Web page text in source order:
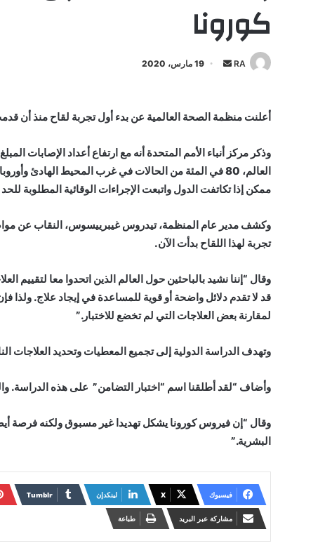
كورونا
RA
أرسل 19 مارس، 2020
أعلنت منظمة الصحة العالمية عن بدء أول تجربة لقاح منذ أن قدمت
ممكن إذا تكاتفت الدول واتبعت الإجراءات الوقائية المطلوبة
وكشف مدير عام المنظمة، تيدروس غيبرييسوس، النقاب عن
تجربة لهذا اللقاح بدأت الآن.
وقال “إننا نشيد بالباحثين حول العالم الذين اتحدوا معا
قد لا تقدم دلائل واضحة أو قوية للمساعدة في إيجاد علاج. ولذا
لمقارنة بعض العلاجات التي لم تخضع للاختبار.”
وتهدف الدراسة الدولية إلى تجميع المعطيات وتحديد العلاجات
وأضاف “لقد أطلقنا اسم “اختبار التضامن” على هذه الدراسة.
وقال “إن فيروس كورونا يشكل تهديدا غير مسبوق ولكنه
البشرية.”
فيسبوك X لينكدإن
مشاركة عبر البريد طباعة